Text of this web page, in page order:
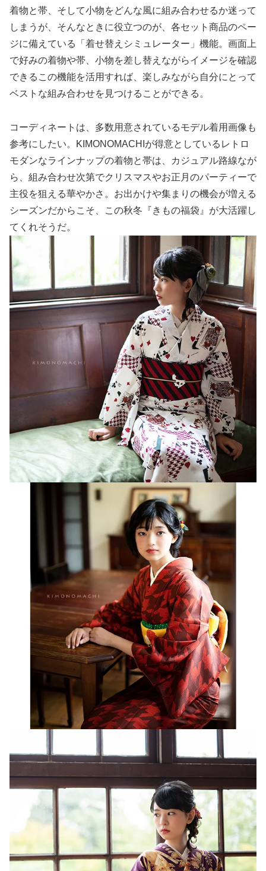
着物と帯、そして小物をどんな風に組み合わせるか迷って
しまうが、そんなときに役立つのが、各セット商品のペー
ジに備えている「着せ替えシミュレーター」機能。画面上
で好みの着物や帯、小物を差し替えながらイメージを確認
できるこの機能を活用すれば、楽しみながら自分にとって
ベストな組み合わせを見つけることができる。
コーディネートは、多数用意されているモデル着用画像も
参考にしたい。KIMONOMACHIが得意としているレトロ
モダンなラインナップの着物と帯は、カジュアル路線なが
ら、組み合わせ次第でクリスマスやお正月のパーティーで
主役を狙える華やかさ。お出かけや集まりの機会が増える
シーズンだからこそ、この秋冬『きもの福袋』が大活躍し
てくれそうだ。